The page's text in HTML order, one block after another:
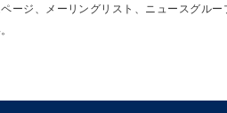
ージ、メーリングリスト、ニュースグル